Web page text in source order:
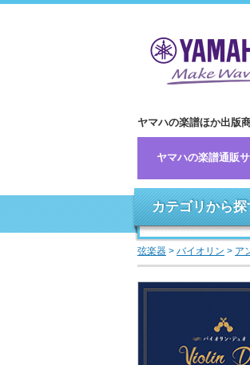
ヤマハの楽譜ほか出版
ヤマハの楽譜通販
カテゴリから探
弦楽器 > バイオリン > ア